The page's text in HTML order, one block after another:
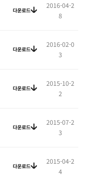
다운로드
2016-04-2
8
다운로드
2016-02-0
3
다운로드
2015-10-2
2
다운로드
2015-07-2
3
다운로드
2015-04-2
4